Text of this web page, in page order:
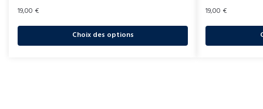
19,00 €
Choix des options
19,00 €